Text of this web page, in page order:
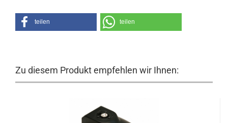
teilen teilen
Zu diesem Produkt empfehlen wir Ihnen: